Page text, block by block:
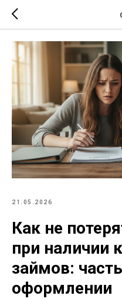
21.05.2026
Как не
при наличии
займов:
оформлении